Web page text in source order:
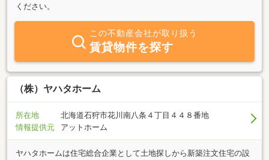
ください。
この不動産会社が取り扱う
賃貸物件を探す
（株）ヤハタホーム
所在地
北海道石狩市花川南八条４丁目４４８番地
情報提供元
アットホーム
ヤハタホームは住宅総合企業として土地探しから新築注文住宅の設